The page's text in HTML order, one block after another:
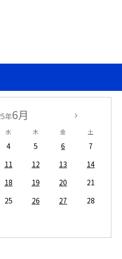
年6月
水 木 金 土
4 5 6
7
11 12 13
14
18 19 20
21
25 26 27
28